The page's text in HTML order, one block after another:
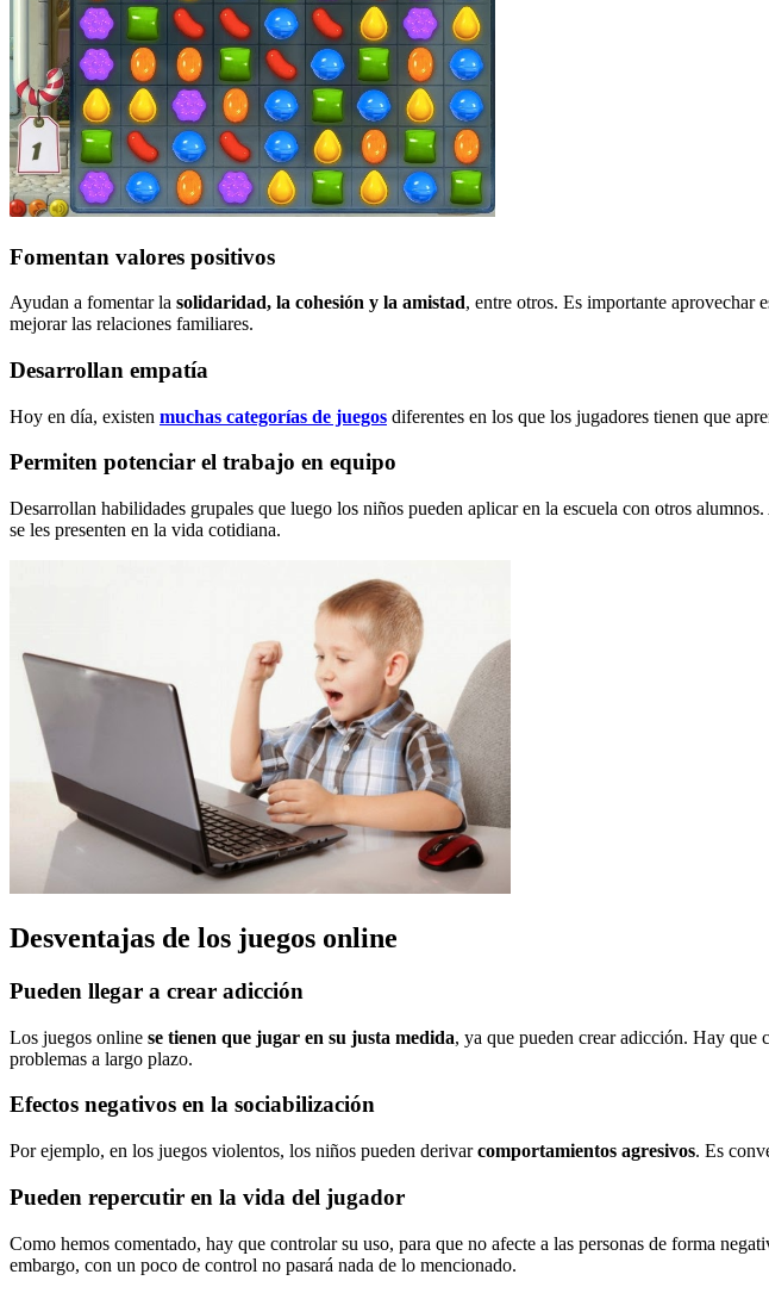
Fomentan valores positivos
Ayudan a fomentar la solidaridad, la cohesión y la amistad, entre otros. Es importante aprovechar
mejorar las relaciones familiares.
Desarrollan empatía
Hoy en día, existen muchas categorías de juegos diferentes en los que los jugadores tienen que
Permiten potenciar el trabajo en equipo
Desarrollan habilidades grupales que luego los niños pueden aplicar en la escuela con otros
se les presenten en la vida cotidiana.
Desventajas de los juegos online
Pueden llegar a crear adicción
Los juegos online se tienen que jugar en su justa medida, ya que pueden crear adicción. Hay que
problemas a largo plazo.
Efectos negativos en la sociabilización
Por ejemplo, en los juegos violentos, los niños pueden derivarcomportamientos agresivos. Es
Pueden repercutir en la vida del jugador
Como hemos comentado, hay que controlar su uso, para que no afecte a las personas de forma
embargo, con un poco de control no pasará nada de lo mencionado.